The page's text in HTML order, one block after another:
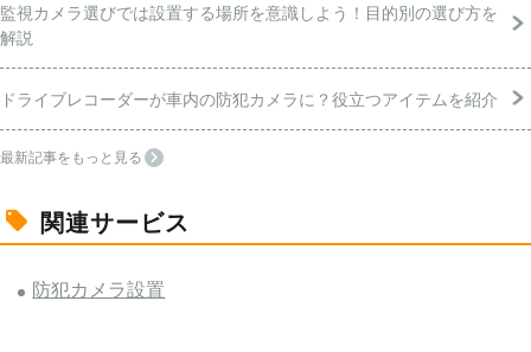
監視カメラ選びでは設置する場所を意識しよう！目的別の選び方を
解説
ドライブレコーダーが車内の防犯カメラに？役立つアイテムを紹介
最新記事をもっと見る
関連サービス
防犯カメラ設置